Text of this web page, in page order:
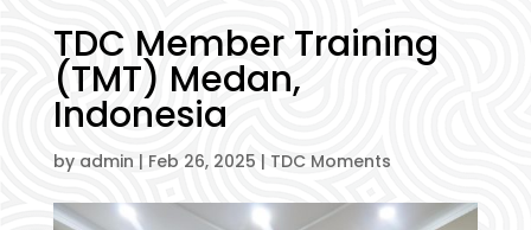
TDC Member Training
(TMT) Medan,
Indonesia
by admin | Feb 26, 2025 | TDC Moments